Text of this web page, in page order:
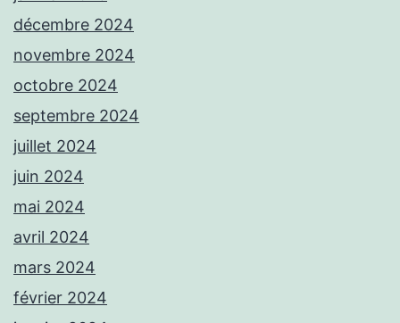
décembre 2024
novembre 2024
octobre 2024
septembre 2024
juillet 2024
juin 2024
mai 2024
avril 2024
mars 2024
février 2024